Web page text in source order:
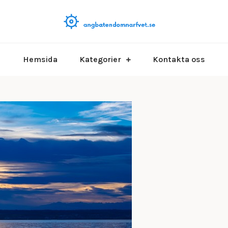
Hemsida Kategorier Kontakta oss